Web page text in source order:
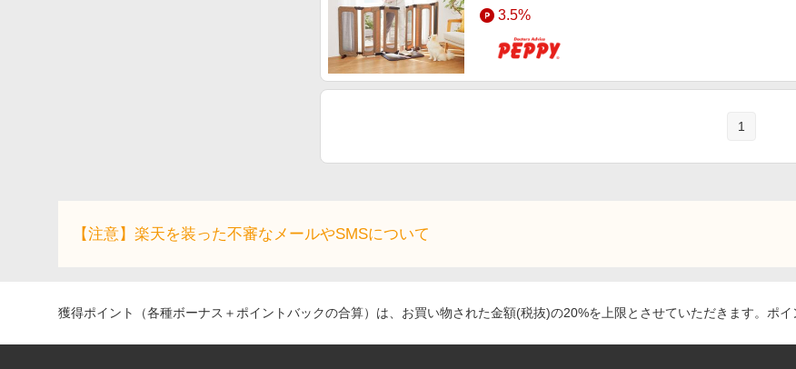
3.5%
1
【注意】楽天を装った不審なメールやSMSについて
獲得ポイント（各種ボーナス＋ポイントバックの合算）は、お買い物された金額(税抜)の20%を上限とさせていただきます。ポ